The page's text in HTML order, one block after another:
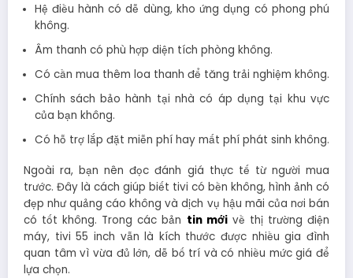
Hệ điều hành có dễ dùng, kho ứng dụng có phong phú
không.
Âm thanh có phù hợp diện tích phòng không.
Có cần mua thêm loa thanh để tăng trải nghiệm không.
Chính sách bảo hành tại nhà có áp dụng tại khu vực
của bạn không.
Có hỗ trợ lắp đặt miễn phí hay mất phí phát sinh không.
Ngoài ra, bạn nên đọc đánh giá thực tế từ người mua
trước. Đây là cách giúp biết tivi có bền không, hình ảnh có
đẹp như quảng cáo không và dịch vụ hậu mãi của nơi bán
có tốt không. Trong các bản tin mớivề thị trường điện
máy, tivi 55 inch vẫn là kích thước được nhiều gia đình
quan tâm vì vừa đủ lớn, dễ bố trí và có nhiều mức giá để
lựa chọn.